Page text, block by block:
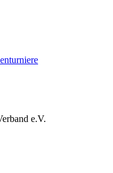
e.V.